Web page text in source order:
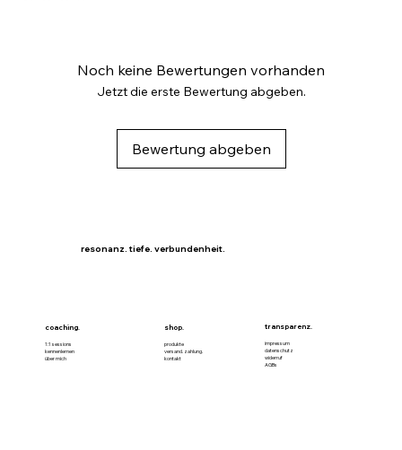
Noch keine Bewertungen vorhanden
Jetzt die erste Bewertung abgeben.
Bewertung abgeben
resonanz. tiefe. verbundenheit.
coaching.
1:1 sessions
kennenlernen
über mich
shop.
produkte
versand. zahlung.
kontakt
transparenz.
impressum
datenschutz
widerruf
AGBs